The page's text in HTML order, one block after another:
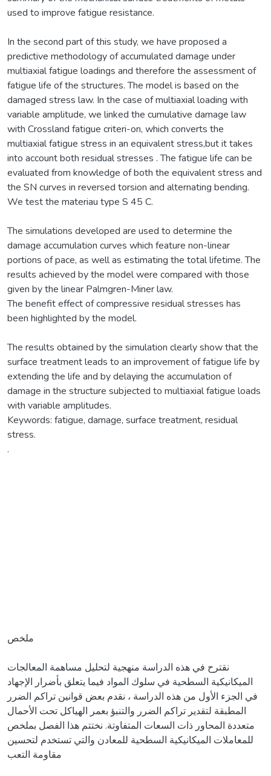
used to improve fatigue resistance.
In the second part of this study, we have proposed a
predictive methodology of accumulated damage under
multiaxial fatigue loadings and therefore the assessment of
fatigue life of the structures. The model is based on the
damaged stress law. In the case of multiaxial loading with
variable amplitude, we linked the cumulative damage law
with Crossland fatigue criteri-on, which converts the
multiaxial fatigue stress in an equivalent stress,but it takes
into account both residual stresses . The fatigue life can be
evaluated from knowledge of both the equivalent stress and
the SN curves in reversed torsion and alternating bending.
We test the materiau type S 45 C.
The simulations developed are used to determine the
damage accumulation curves which feature non-linear
portions of pace, as well as estimating the total lifetime. The
results achieved by the model were compared with those
given by the linear Palmgren-Miner law.
The benefit effect of compressive residual stresses has
been highlighted by the model.
The results obtained by the simulation clearly show that the
surface treatment leads to an improvement of fatigue life by
extending the life and by delaying the accumulation of
damage in the structure subjected to multiaxial fatigue loads
with variable amplitudes.
Keywords: fatigue, damage, surface treatment, residual
stress.
.
ملخص
نقترح في هذه الدراسة منهجية لتحليل مساهمة المعالجات
الميكانيكية السطحية في سلوك المواد فيما يتعلق بأضرار الإجهاد
في الجزء الأول من هذه الدراسة ، نقدم بعض قوانين تراكم الضرر
المطبقة لتقدير تراكم الضرر والتنبؤ بعمر الهياكل تحت الأحمال
متعددة المحاور ذات السعات المتفاوتة. نختتم هذا الفصل بملخص
للمعاملات الميكانيكية السطحية للمعادن والتي تستخدم لتحسين
مقاومة التعب